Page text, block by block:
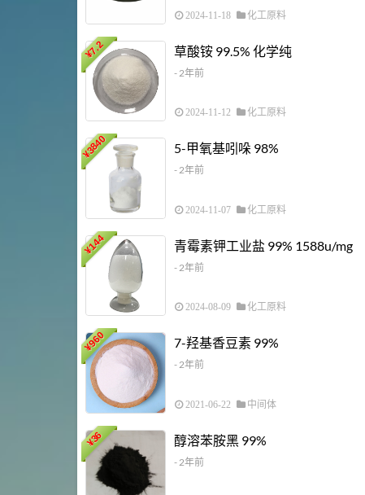
2024-11-18 化工原料
¥
7.2 草酸铵 99.5% 化学纯
- 2年前
2024-11-12 化工原料
¥
3840 5-甲氧基吲哚 98%
- 2年前
2024-11-07 化工原料
¥
144 青霉素钾工业盐 99% 1588u/mg
- 2年前
2024-08-09 化工原料
¥
960 7-羟基香豆素 99%
- 2年前
2021-06-22 中间体
¥
36 醇溶苯胺黑 99%
- 2年前